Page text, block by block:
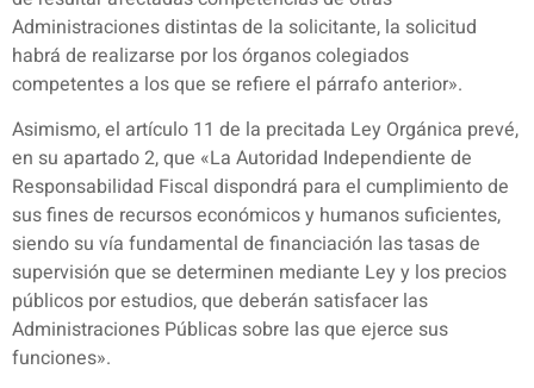
Administraciones distintas de la solicitante, la solicitud
habrá de realizarse por los órganos colegiados
competentes a los que se refiere el párrafo anterior».
Asimismo, el artículo 11 de la precitada Ley Orgánica prevé,
en su apartado 2, que «La Autoridad Independiente de
Responsabilidad Fiscal dispondrá para el cumplimiento de
sus fines de recursos económicos y humanos suficientes,
siendo su vía fundamental de financiación las tasas de
supervisión que se determinen mediante Ley y los precios
públicos por estudios, que deberán satisfacer las
Administraciones Públicas sobre las que ejerce sus
funciones».